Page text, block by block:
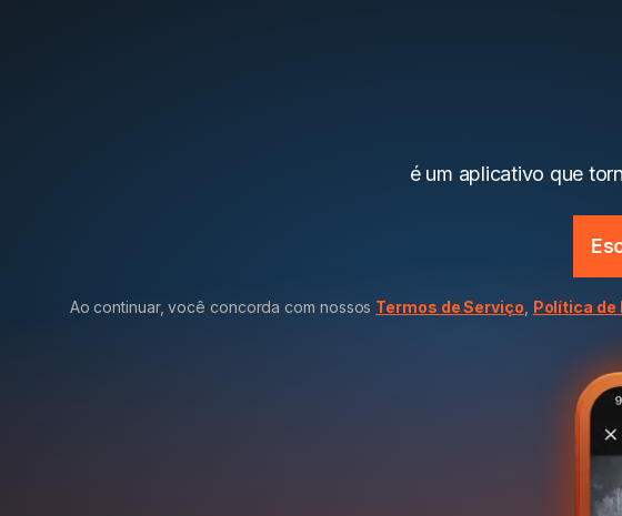
é um aplicativo que
Ao continuar, você concorda com nossos Termos de Serviço Política de